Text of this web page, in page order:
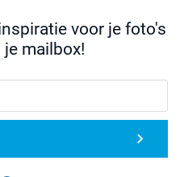
voor je foto's
mailbox!